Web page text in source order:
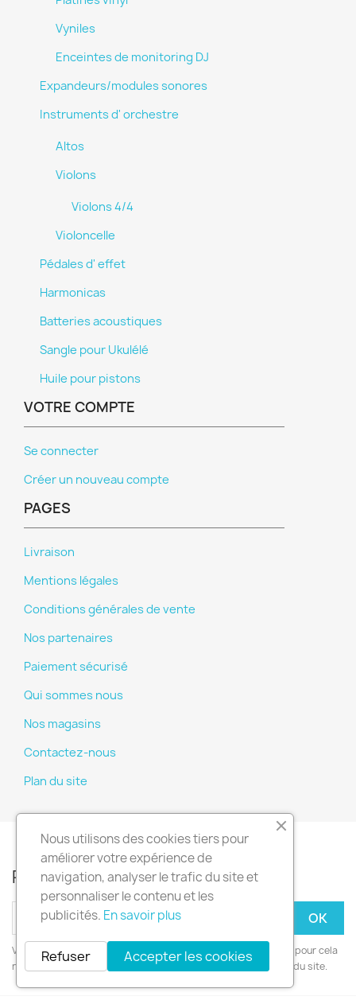
Vyniles
Enceintes de monitoring DJ
Expandeurs/modules sonores
Instruments d' orchestre
Altos
Violons
Violons 4/4
Violoncelle
Pédales d' effet
Harmonicas
Batteries acoustiques
Sangle pour Ukulélé
Huile pour pistons
VOTRE COMPTE
Se connecter
Créer un nouveau compte
PAGES
Livraison
Mentions légales
Conditions générales de vente
Nos partenaires
Paiement sécurisé
Qui sommes nous
Nos magasins
Contactez-nous
Plan du site
Recevez nos offres spéciales
Vous pouvez vous désinscrire à tout moment. Vous trouverez pour cela
nos informations de contact dans les conditions d'utilisation du site.
Nous utilisons des cookies tiers pour
améliorer votre expérience de
navigation, analyser le trafic du site et
personnaliser le contenu et les
publicités. En savoir plus
Accepter les cookies
Refuser